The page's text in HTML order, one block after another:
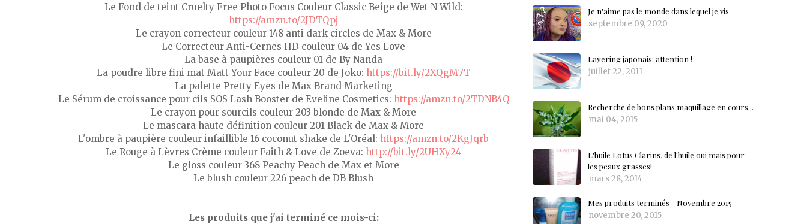
Le Fond de teint Cruelty Free Photo Focus Couleur Classic Beige de Wet N Wild:
https://amzn.to/2JDTQpj
Le crayon correcteur couleur 148 anti dark circles de Max & More
Le Correcteur Anti-Cernes HD couleur 04 de Yes Love
La base à paupières couleur 01 de By Nanda
La poudre libre fini mat Matt Your Face couleur 20 de Joko: https://bit.ly/2XQgM7T
La palette Pretty Eyes de Max Brand Marketing
Le Sérum de croissance pour cils SOS Lash Booster de Eveline Cosmetics: https://amzn.to/2TDNB4Q
Le crayon pour sourcils couleur 203 blonde de Max & More
Le mascara haute définition couleur 201 Black de Max & More
L'ombre à paupière couleur infaillible 16 coconut shake de L'Oréal: https://amzn.to/2KgJqrb
Le Rouge à Lèvres Crème couleur Faith & Love de Zoeva: http://bit.ly/2UHXy24
Le gloss couleur 368 Peachy Peach de Max et More
Le blush couleur 226 peach de DB Blush
Les produits que j'ai terminé ce mois-ci:
Je n'aime pas le monde dans lequel je vis
septembre 09, 2020
Layering japonais: attention !
juillet 22, 2011
Recherche de bons plans maquillage en cours...
mai 04, 2015
L'huile Lotus Clarins, de l'huile oui mais pour
les peaux grasses!
mars 28, 2014
Mes produits terminés - Novembre 2015
novembre 20, 2015